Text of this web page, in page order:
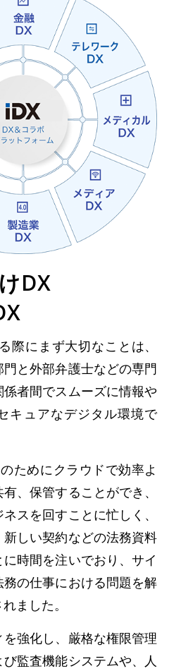
DX
際にまず大切なことは、
と外部弁護士などの専門
者間でスムーズに情報や
キュアなデジタル環境で
ためにクラウドで効率よ
、保管することができ、
スを回すことに忙しく、
しい契約などの法務資料
時間を注いでおり、サイ
の仕事における問題を解
ました。
強化し、厳格な権限管理
監査機能システムや、人